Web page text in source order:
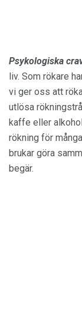
Psykologiska
liv. Som rökare
vi ger oss att
utlösa
kaffe eller
rökning för
brukar göra
begär.